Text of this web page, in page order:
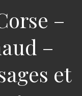
–
–
et